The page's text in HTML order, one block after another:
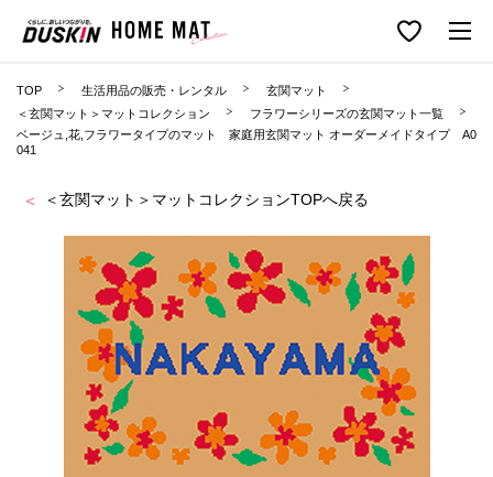
TOP 生活用品の販売・レンタル
玄関マット
＜玄関マット＞マットコレクション
フラワーシリーズの玄関マット一覧
ベージュ,花,フラワータイプのマット 家庭用玄関マット オーダーメイドタイプ A0
041
＜玄関マット＞マットコレクションTOPへ戻る